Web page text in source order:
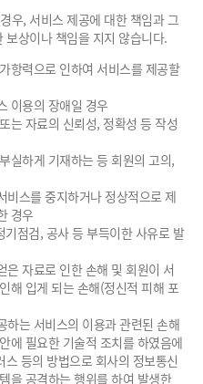
우, 서비스 제공에 대한 책임과 그
상이나 책임을 지지 않습니다.
항력으로 인하여 서비스를 제공할
이용의 장애일 경우
는 자료의 신뢰성, 정확성 등 작성
실하게 기재하는 등 회원의 고의,
비스를 중지하거나 정상적으로 제
경우
점검, 공사 등 부득이한 사유로 발
은 자료로 인한 손해 및 회원이 서
해 입게 되는 손해(정신적 피해 포
하는 서비스의 이용과 관련된 손해
에 필요한 기술적 조치를 하였음에
등의 방법으로 회사의 정보통신
을 공격하는 행위를 하여 발생한